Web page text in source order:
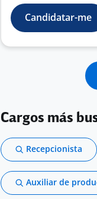
Candidatar-me
Cargos más
Recepcionista
Auxiliar de